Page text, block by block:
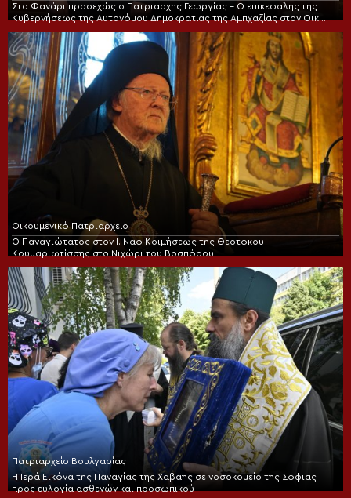
Στο Φανάρι προσεχώς ο Πατριάρχης Γεωργίας – Ο επικεφαλής της
Κυβερνήσεως της Αυτονόμου Δημοκρατίας της Αμπχαζίας στον Οικ.
Οικουμενικό Πατριαρχείο
Ο Παναγιώτατος στον Ι. Ναό Κοιμήσεως της Θεοτόκου
Κουμαριωτίσσης στο Νιχώρι του Βοσπόρου
Πατριαρχείο Βουλγαρίας
Η Ιερά Εικόνα της Παναγίας της Χαβάης σε νοσοκομείο της Σόφιας
προς ευλογία ασθενών και προσωπικού